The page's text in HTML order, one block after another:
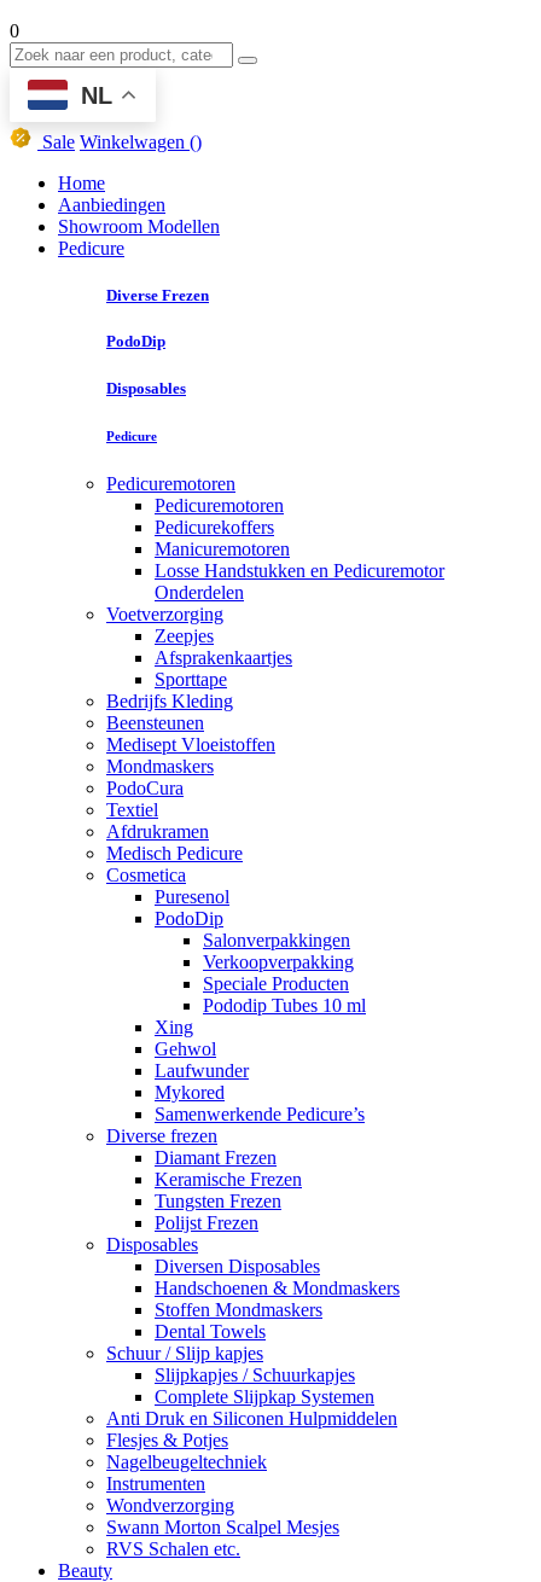
0
NL
Sale Winkelwagen ()
Home
Aanbiedingen
Showroom Modellen
Pedicure
Diverse Frezen
PodoDip
Disposables
Pedicure
Pedicuremotoren
Pedicuremotoren
Pedicurekoffers
Manicuremotoren
Losse Handstukken en Pedicuremotor
Onderdelen
Voetverzorging
Zeepjes
Afsprakenkaartjes
Sporttape
Bedrijfs Kleding
Beensteunen
Medisept Vloeistoffen
Mondmaskers
PodoCura
Textiel
Afdrukramen
Medisch Pedicure
Cosmetica
Puresenol
PodoDip
Salonverpakkingen
Verkoopverpakking
Speciale Producten
Pododip Tubes 10 ml
Xing
Gehwol
Laufwunder
Mykored
Samenwerkende Pedicure’s
Diverse frezen
Diamant Frezen
Keramische Frezen
Tungsten Frezen
Polijst Frezen
Disposables
Diversen Disposables
Handschoenen & Mondmaskers
Stoffen Mondmaskers
Dental Towels
Schuur / Slijp kapjes
Slijpkapjes / Schuurkapjes
Complete Slijpkap Systemen
Anti Druk en Siliconen Hulpmiddelen
Flesjes & Potjes
Nagelbeugeltechniek
Instrumenten
Wondverzorging
Swann Morton Scalpel Mesjes
RVS Schalen etc.
Beauty